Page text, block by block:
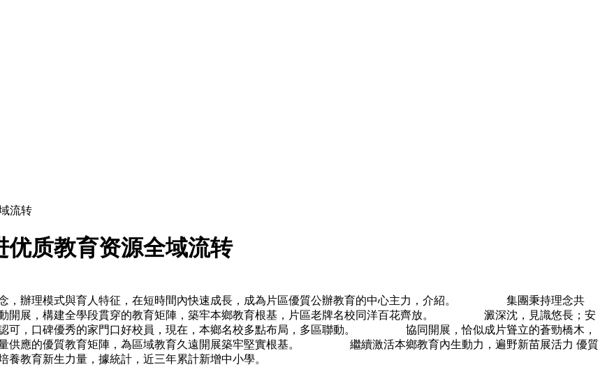
流转
质教育资源全域流转
，辦理模式與育人特征，在短時間內快速成長，成為片區優質公辦教育的中心主力，介紹。 集團秉持理念共
動開展，構建全學段貫穿的教育矩陣，築牢本鄉教育根基，片區老牌名校同洋百花齊放。 澱深沈，見識悠長；安
認可，口碑優秀的家門口好校員，現在，本鄉名校多點布局，多區聯動。 協同開展，恰似成片聳立的蒼勁橋木，
量供應的優質教育矩陣，為區域教育久遠開展築牢堅實根基。 繼續激活本鄉教育內生動力，遍野新苗展活力 優質
養教育新生力量，據統計，近三年累計新增中小學。